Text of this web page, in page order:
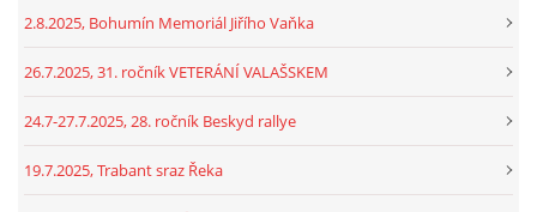
2.8.2025, Bohumín Memoriál Jiřího Vaňka
26.7.2025, 31. ročník VETERÁNÍ VALAŠSKEM
24.7-27.7.2025, 28. ročník Beskyd rallye
19.7.2025, Trabant sraz Řeka